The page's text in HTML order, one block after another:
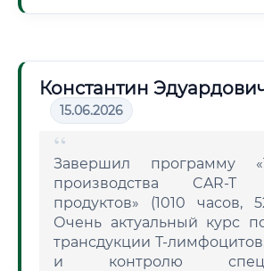
Константин
15.06.2026
Завершил программу
производства CAR-T
продуктов» (1010 часов,
Очень актуальный курс
трансдукции Т-
и контролю